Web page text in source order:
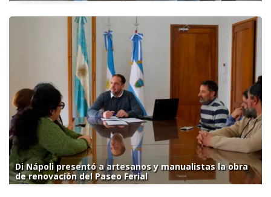
Di Nápoli presentó a artesanos y manualistas la obra
de renovación del Paseo Ferial